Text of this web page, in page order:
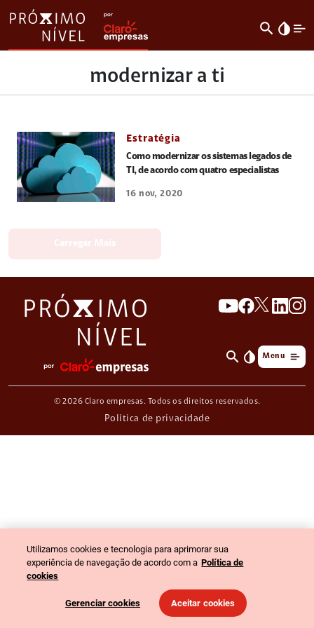
search invert_colors
modernizar a ti
Estratégia
Como modernizar os sistemas legados de
TI, de acordo com quatro especialistas
16 nov, 2020
search invert_colors Menu
© 2026 Claro empresas. Todos os direitos reservados.
Política de privacidade
Utilizamos cookies e tecnologia para aprimorar sua
experiência de navegação de acordo com a Política de
cookies
Gerenciar cookies Aceitar cookies